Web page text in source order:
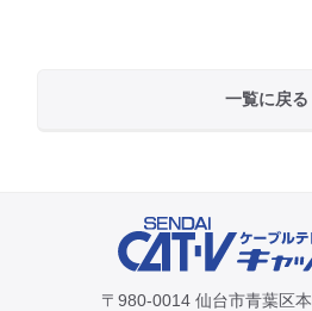
一覧に戻る
〒980-0014 仙台市青葉区